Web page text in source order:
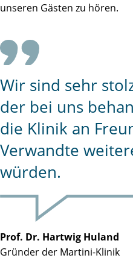
unseren Gästen zu hören.
Wir sind sehr
der bei uns
die Klinik an
Verwandte
würden.
Prof. Dr. Hartwig Huland
Gründer der Martini-Klinik